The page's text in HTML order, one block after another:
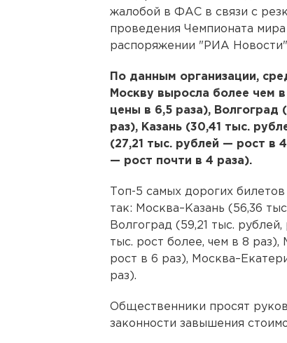
жалобой в ФАС в связи с
проведения Чемпионата
распоряжении "РИА
По данным организации,
Москву выросла более чем
цены в 6,5 раза), Волгоград
раз), Казань (30,41 тыс.
(27,21 тыс. рублей — рост в
— рост почти в 4 раза).
Топ-5 самых дорогих
так: Москва–Казань (56,36
Волгоград (59,21 тыс.
тыс. рост более, чем в 8
рост в 6 раз),
раз).
Общественники просят
законности завышения